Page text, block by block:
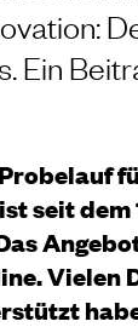
Ein
seit dem
Vielen